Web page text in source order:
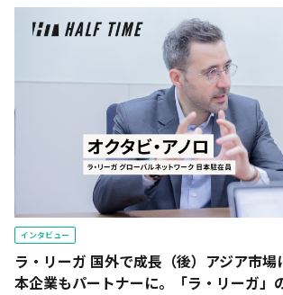
インタビュー
ラ・リーガ 国外で成長（後）アジア市場
本企業もパートナーに。「ラ・リーガ」